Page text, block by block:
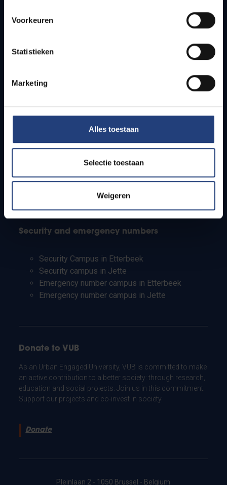
Voorkeuren
Statistieken
Marketing
Alles toestaan
Selectie toestaan
Weigeren
How to get to the VUB campuses
Students
PhD students
Teachers and secondary schools
Working students
Security and emergency numbers
Security Campus in Etterbeek
Security campus in Jette
Emergency number campus in Etterbeek
Emergency number campus in Jette
Donate to VUB
As an Urban Engaged University, VUB is committed to make
an active contribution to a better society: through research,
education and social projects. Join us in this commitment.
Support our projects and co-invest in society.
Donate
Pleinlaan 2 - 1050 Brussel - Belgium